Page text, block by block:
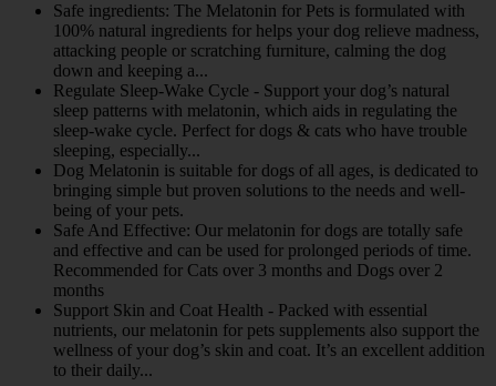
Safe ingredients: The Melatonin for Pets is formulated with
100% natural ingredients for helps your dog relieve madness,
attacking people or scratching furniture, calming the dog
down and keeping a...
Regulate Sleep-Wake Cycle - Support your dog’s natural
sleep patterns with melatonin, which aids in regulating the
sleep-wake cycle. Perfect for dogs & cats who have trouble
sleeping, especially...
Dog Melatonin is suitable for dogs of all ages, is dedicated to
bringing simple but proven solutions to the needs and well-
being of your pets.
Safe And Effective: Our melatonin for dogs are totally safe
and effective and can be used for prolonged periods of time.
Recommended for Cats over 3 months and Dogs over 2
months
Support Skin and Coat Health - Packed with essential
nutrients, our melatonin for pets supplements also support the
wellness of your dog’s skin and coat. It’s an excellent addition
to their daily...